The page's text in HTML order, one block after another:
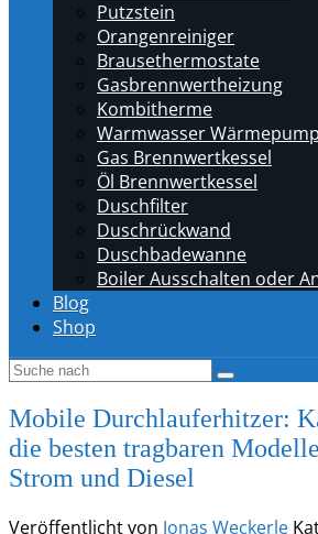
Putzstein
Orangenreiniger
Brausethermostate
Gasbrennwertheizung
Kombitherme
Warmwasser
Gas Brennwertkessel
Öl Brennwertkessel
Duschfilter
Duschrückwand
Duschbadewanne
Boiler Ausschalten oder
Blog
Shop
Mobile Durchlauferhitzer:
die besten tragbaren
Strom und Diesel
Veröffentlicht von Jonas Weckerle